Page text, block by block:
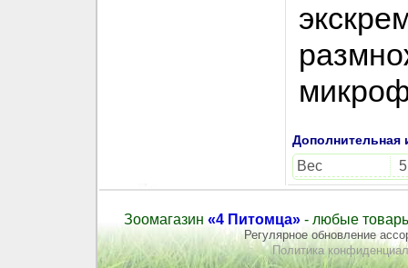
Дополнительная
Вес
Зоомагазин «4 Питомца» - любые
Регулярное обновление
Политика